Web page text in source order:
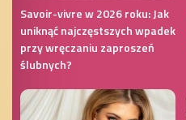
Savoir-vivre w 2026 roku: Jak
uniknąć najczęstszych wpadek
przy wręczaniu zaproszeń
ślubnych?